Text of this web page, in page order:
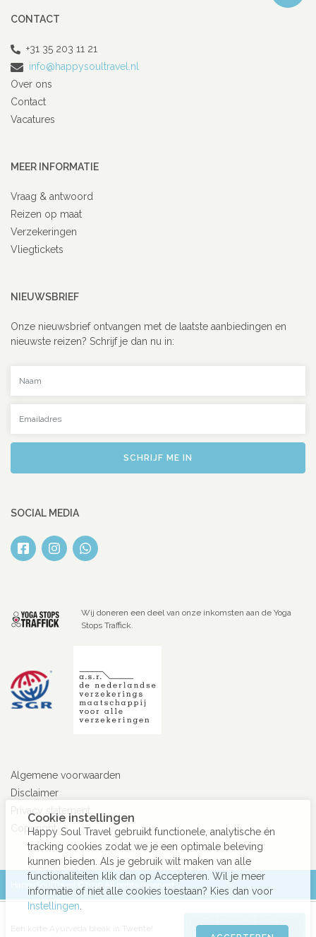
Een korte Ayurveda break in Twente!
BOEK DEZE REIS
CONTACT
+31 35 203 11 21
info@happysoultravel.nl
Over ons
Contact
Vacatures
MEER INFORMATIE
Vraag & antwoord
Reizen op maat
Verzekeringen
Vliegtickets
NIEUWSBRIEF
Onze nieuwsbrief ontvangen met de laatste aanbiedingen en
nieuwste reizen? Schrijf je dan nu in:
SCHRIJF ME IN
SOCIAL MEDIA
Wij doneren een deel van onze inkomsten aan de Yoga
Stops Traffick.
Algemene voorwaarden
Disclaimer
Privacy statement
Copyright
HappySoulTravel ©2019 All rights reserved
Cookie instellingen
Happy Soul Travel gebruikt functionele, analytische én
tracking cookies zodat we je een optimale beleving
kunnen bieden. Als je gebruik wilt maken van alle
functionaliteiten klik dan op Accepteren. Wil je meer
informatie of niet alle cookies toestaan? Kies dan voor
Instellingen